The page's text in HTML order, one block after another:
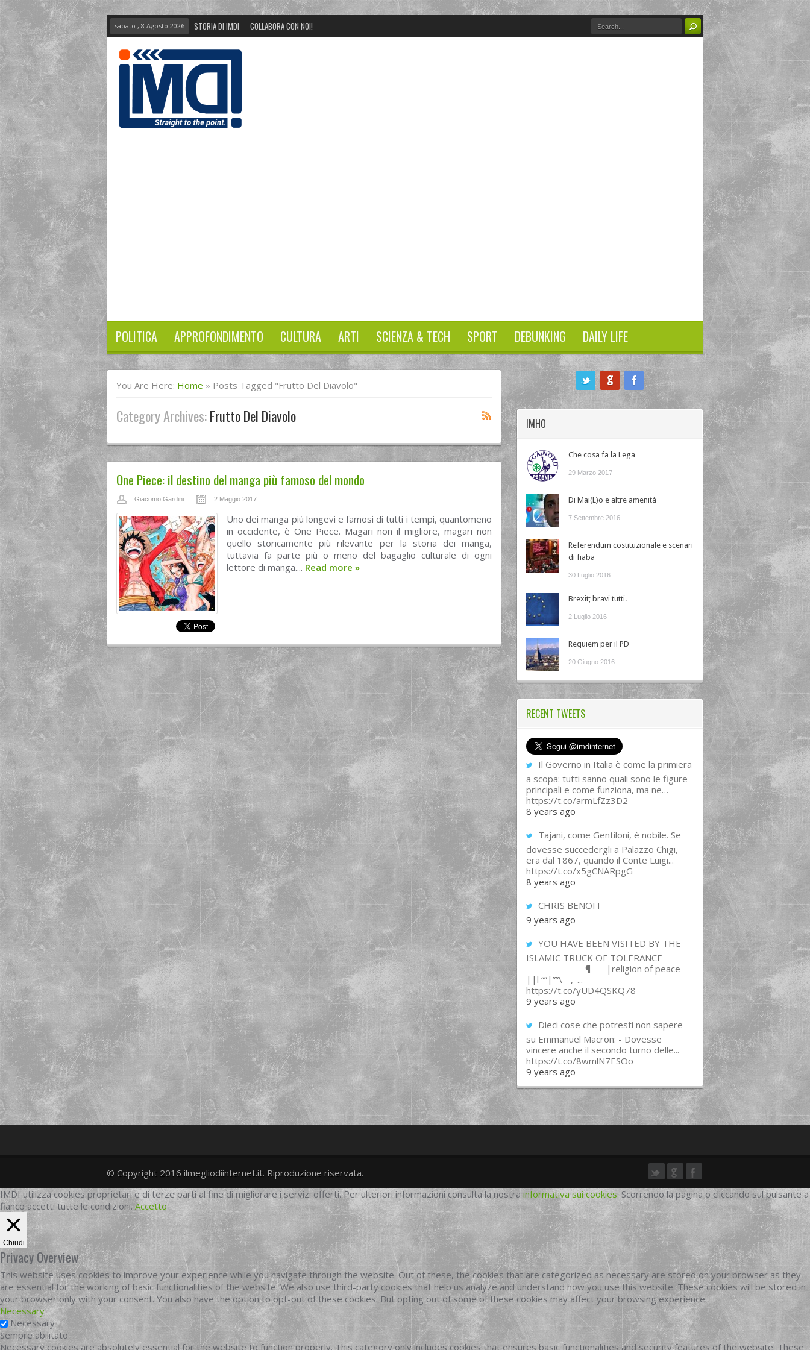
sabato , 8 Agosto 2026 STORIA DI IMDI COLLABORA CON NOI!
POLITICA APPROFONDIMENTO CULTURA ARTI SCIENZA & TECH SPORT DEBUNKING DAILY LIFE
You Are Here: Home » Posts Tagged "Frutto Del Diavolo"
Category Archives:Frutto Del Diavolo
One Piece: il destino del manga più famoso del mondo
Giacomo Gardini 2 Maggio 2017
Uno dei manga più longevi e famosi di tutti i tempi, quantomeno
in occidente, è One Piece. Magari non il migliore, magari non
quello storicamente più rilevante per la storia dei manga,
tuttavia fa parte più o meno del bagaglio culturale di ogni
lettore di manga.... Read more »
IMHO
Che cosa fa la Lega
29 Marzo 2017
Di Mai(L)o e altre amenità
7 Settembre 2016
Referendum costituzionale e scenari
di fiaba
30 Luglio 2016
Brexit; bravi tutti.
2 Luglio 2016
Requiem per il PD
20 Giugno 2016
RECENT TWEETS
Il Governo in Italia è come la primiera
a scopa: tutti sanno quali sono le figure
principali e come funziona, ma ne…
https://t.co/armLfZz3D2
8 years ago
Tajani, come Gentiloni, è nobile. Se
dovesse succedergli a Palazzo Chigi,
era dal 1867, quando il Conte Luigi...
https://t.co/x5gCNARpgG
8 years ago
CHRIS BENOIT
9 years ago
YOU HAVE BEEN VISITED BY THE
ISLAMIC TRUCK OF TOLERANCE
______________¶___ |religion of peace
||l “”|””\__,_...
https://t.co/yUD4QSKQ78
9 years ago
Dieci cose che potresti non sapere
su Emmanuel Macron: - Dovesse
vincere anche il secondo turno delle...
https://t.co/8wmlN7ESOo
9 years ago
twittergoogleplus
facebook
© Copyright 2016 ilmegliodiinternet.it. Riproduzione riservata.
IMDI utilizza cookies proprietari e di terze parti al fine di migliorare i servizi offerti. Per ulteriori informazioni consulta la nostra informativa sui cookies. Scorrendo la pagina o cliccando sul pulsante a
fianco accetti tutte le condizioni. Accetto
Chiudi
Privacy Overview
This website uses cookies to improve your experience while you navigate through the website. Out of these, the cookies that are categorized as necessary are stored on your browser as they
are essential for the working of basic functionalities of the website. We also use third-party cookies that help us analyze and understand how you use this website. These cookies will be stored in
your browser only with your consent. You also have the option to opt-out of these cookies. But opting out of some of these cookies may affect your browsing experience.
Necessary
Necessary
Sempre abilitato
Necessary cookies are absolutely essential for the website to function properly. This category only includes cookies that ensures basic functionalities and security features of the website. These